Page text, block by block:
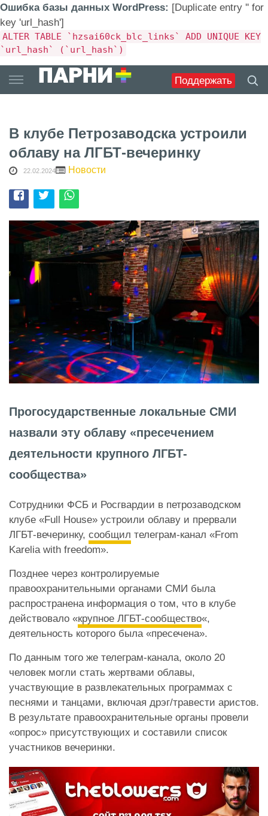
Ошибка базы данных WordPress: [Duplicate entry '' for
key 'url_hash']
ALTER TABLE `hzsai60ck_blc_links` ADD UNIQUE KEY
`url_hash` (`url_hash`)
Поддержать
to
В клубе Петрозаводска устроили
облаву на ЛГБТ-вечеринку
22.02.2024 Новости
Прогосударственные локальные СМИ
назвали эту облаву «пресечением
деятельности крупного ЛГБТ-
сообщества»
Сотрудники ФСБ и Росгвардии в петрозаводском
клубе «Full House» устроили облаву и прервали
ЛГБТ-вечеринку, сообщил телеграм-канал «From
Karelia with freedom».
Позднее через контролируемые
правоохранительными органами СМИ была
распространена информация о том, что в клубе
действовало «крупное ЛГБТ-сообщество«,
деятельность которого была «пресечена».
По данным того же телеграм-канала, около 20
человек могли стать жертвами облавы,
участвующие в развлекательных программах с
песнями и танцами, включая дрэг/травести аристов.
В результате правоохранительные органы провели
«опрос» присутствующих и составили список
участников вечеринки.